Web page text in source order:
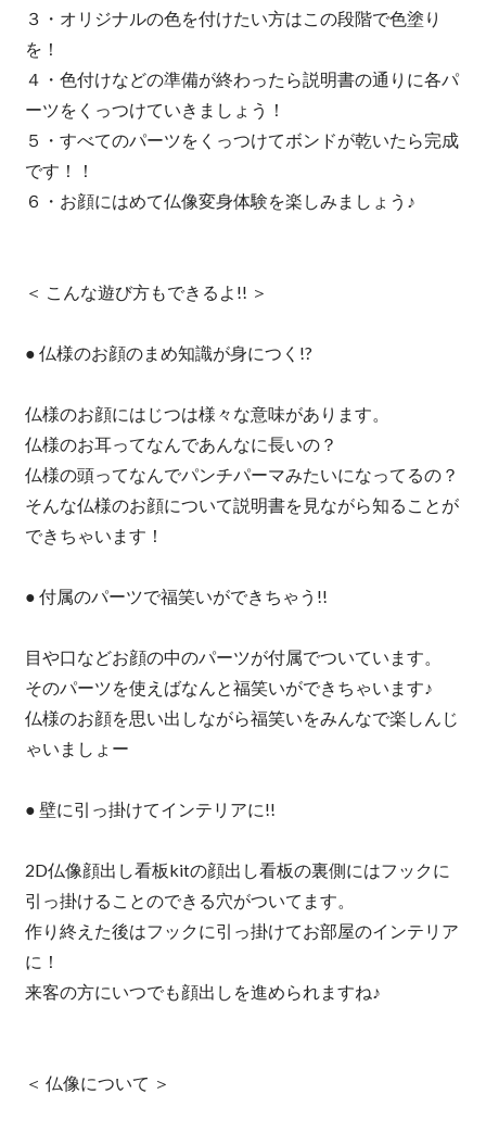
３・オリジナルの色を付けたい方はこの段階で色塗り
を！
４・色付けなどの準備が終わったら説明書の通りに各パ
ーツをくっつけていきましょう！
５・すべてのパーツをくっつけてボンドが乾いたら完成
です！！
６・お顔にはめて仏像変身体験を楽しみましょう♪
＜ こんな遊び方もできるよ!! ＞
● 仏様のお顔のまめ知識が身につく!?
仏様のお顔にはじつは様々な意味があります。
仏様のお耳ってなんであんなに長いの？
仏様の頭ってなんでパンチパーマみたいになってるの？
そんな仏様のお顔について説明書を見ながら知ることが
できちゃいます！
● 付属のパーツで福笑いができちゃう!!
目や口などお顔の中のパーツが付属でついています。
そのパーツを使えばなんと福笑いができちゃいます♪
仏様のお顔を思い出しながら福笑いをみんなで楽しんじ
ゃいましょー
● 壁に引っ掛けてインテリアに!!
2D仏像顔出し看板kitの顔出し看板の裏側にはフックに
引っ掛けることのできる穴がついてます。
作り終えた後はフックに引っ掛けてお部屋のインテリア
に！
来客の方にいつでも顔出しを進められますね♪
＜ 仏像について ＞